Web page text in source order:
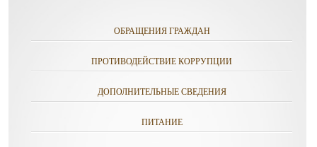
ОБРАЩЕНИЯ ГРАЖДАН
ПРОТИВОДЕЙСТВИЕ КОРРУПЦИИ
ДОПОЛНИТЕЛЬНЫЕ СВЕДЕНИЯ
ПИТАНИЕ